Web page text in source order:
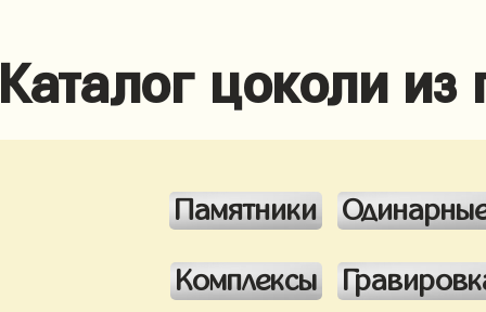
цоколи
Памятники
Комплексы